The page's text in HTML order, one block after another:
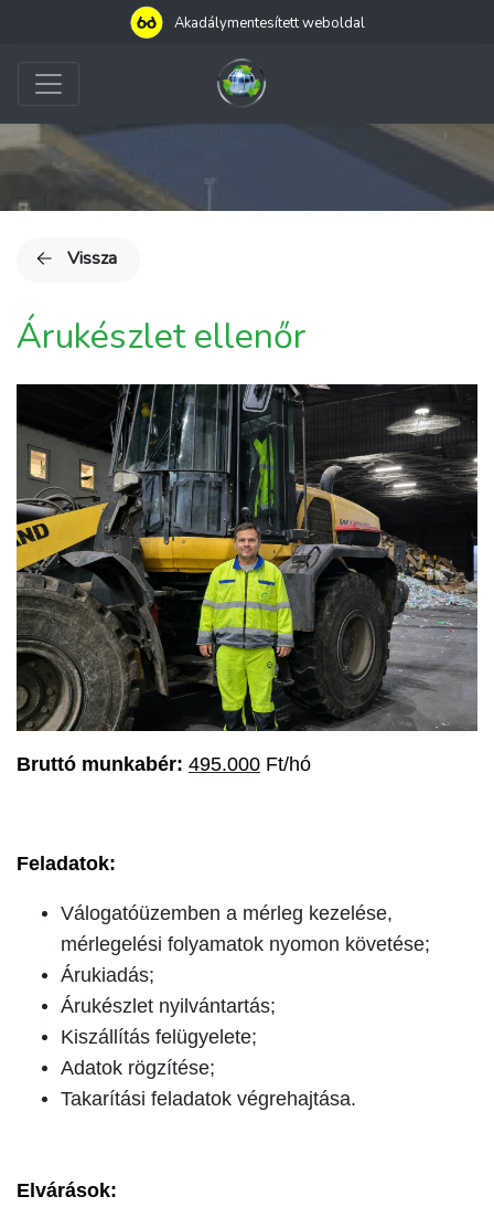
Akadálymentesített weboldal
Vissza
Árukészlet ellenőr
Bruttó munkabér: 495.000 Ft/hó
Feladatok:
Válogatóüzemben a mérleg kezelése,
mérlegelési folyamatok nyomon követése;
Árukiadás;
Árukészlet nyilvántartás;
Kiszállítás felügyelete;
Adatok rögzítése;
Takarítási feladatok végrehajtása.
Elvárások: